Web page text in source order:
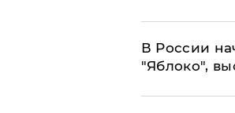
В России
"Яблоко",